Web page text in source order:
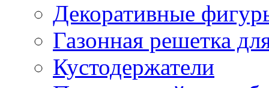
Декоративные
Газонная решетка
Кустодержатели